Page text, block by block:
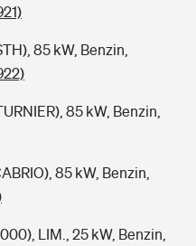
85 kW, Benzin,
85 kW, Benzin,
85 kW, Benzin,
LIM., 25 kW, Benzin,